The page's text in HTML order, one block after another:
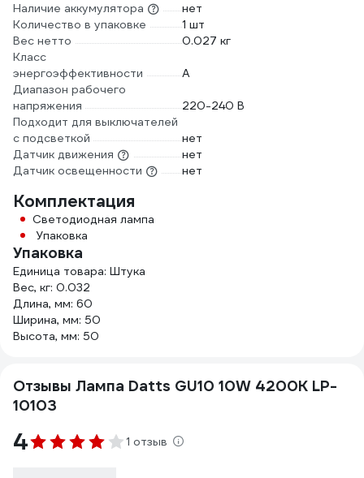
Наличие аккумулятора
нет
Количество в упаковке
1 шт
Вес нетто
0.027 кг
Класс
энергоэффективности
A
Диапазон рабочего
напряжения
220-240 В
Подходит для выключателей
с подсветкой
нет
Датчик движения
нет
Датчик освещенности
нет
Комплектация
Светодиодная лампа
Упаковка
Упаковка
Единица товара: Штука
Вес, кг: 0.032
Длина, мм: 60
Ширина, мм: 50
Высота, мм: 50
Отзывы Лампа Datts GU10 10W 4200К LP-
10103
4 1 отзыв